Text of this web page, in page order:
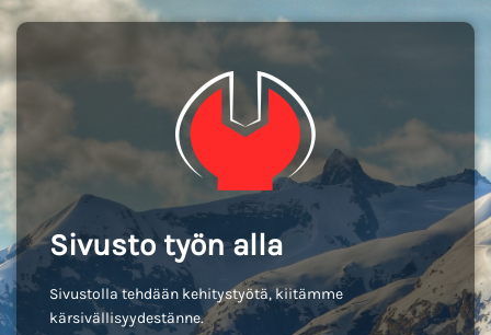
Sivusto työn alla
Sivustolla tehdään kehitystyötä, kiitämme
kärsivällisyydestänne.